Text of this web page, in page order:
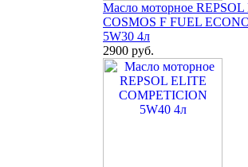
Масло моторное
COSMOS F FUEL
5W30 4л
2900 руб.